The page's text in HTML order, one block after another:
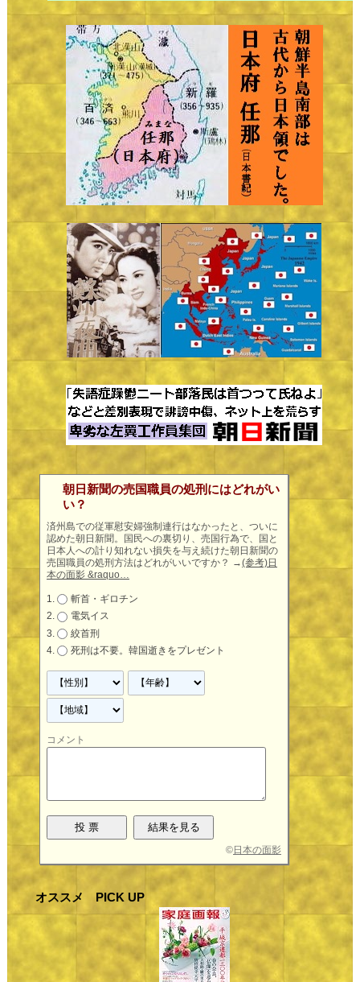
朝日新聞の売国職員の処刑にはどれがい
い？
済州島での従軍慰安婦強制連行はなかったと、ついに
認めた朝日新聞。国民への裏切り、売国行為で、国と
日本人への計り知れない損失を与え続けた朝日新聞の
売国職員の処刑方法はどれがいいですか？ →(参考)日
本の面影 &raquo…
斬首・ギロチン
電気イス
絞首刑
死刑は不要。韓国逝きをプレゼント
コメント
©日本の面影
オススメ PICK UP